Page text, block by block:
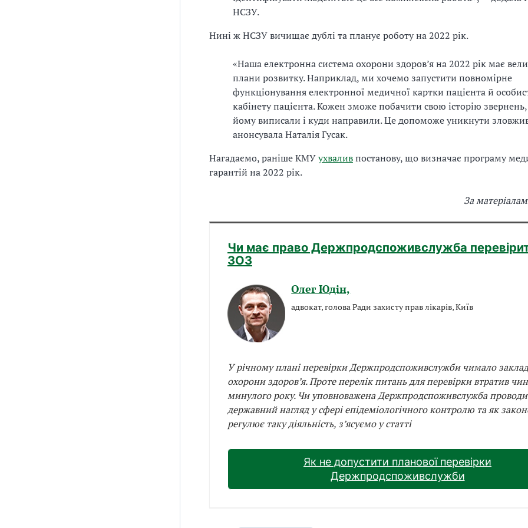
НСЗУ.
Нині ж НСЗУ вичищає дублі та планує роботу на 2022 рік.
«Наша електронна система охорони здоров’я на 2022 рік має
плани розвитку. Наприклад, ми хочемо запустити повномірне
функціонування електронної медичної картки пацієнта й
кабінету пацієнта. Кожен зможе побачити свою історію
йому виписали і куди направили. Це допоможе уникнути
анонсувала Наталія Гусак.
Нагадаємо, раніше КМУухваливпостанову, що визначає програму
гарантій на 2022 рік.
За
Чи має право Держпродспоживслужба
ЗОЗ
Олег Юдін,
адвокат, голова Ради захисту прав лікарів, Київ
У річному плані перевірки Держпродспоживслужби чимало
охорони здоров’я. Проте перелік питань для перевірки втратив
минулого року. Чи уповноважена Держпродспоживслужба
державний нагляд у сфері епідеміологічного контролю та як
регулює таку діяльність, з’ясуємо у статті
Як не допустити планової перевірки
Держпродспоживслужби